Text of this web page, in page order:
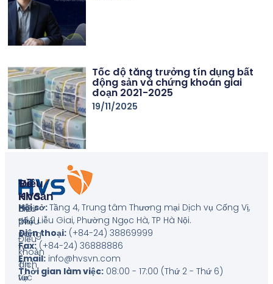
Tốc độ tăng trưởng tín dụng bất
động sản và chứng khoán giai
đoạn 2021-2025
19/11/2025
Hội sở:Tầng 4, Trung tâm Thương mại Dịch vụ Cống Vị,
số 2 Liễu Giai, Phường Ngọc Hà, TP Hà Nội.
Điện thoại:(+84-24) 38869999
Fax:(+84-24) 36888886
Email:info@hvsvn.com
Thời gian làm việc:08:00 - 17:00 (Thứ 2 - Thứ 6)
Về
HVS
Giới
thiệu
công
ty
Tin
tức
Điều
Khoản
Biểu
phí
Điều
khoản
dịch
vụ